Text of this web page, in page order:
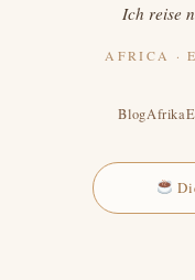
Ich reise
AFRICA ·
BlogAfrika